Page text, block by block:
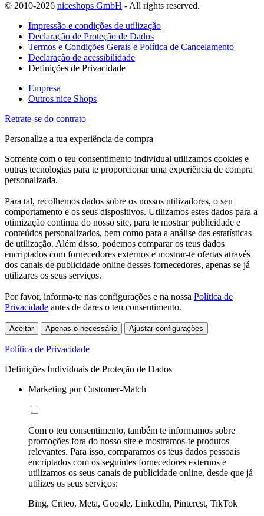
© 2010-2026 niceshops GmbH - All rights reserved.
Impressão e condições de utilização
Declaração de Proteção de Dados
Termos e Condições Gerais e Política de Cancelamento
Declaração de acessibilidade
Definições de Privacidade
Empresa
Outros nice Shops
Retrate-se do contrato
Personalize a tua experiência de compra
Somente com o teu consentimento individual utilizamos cookies e
outras tecnologias para te proporcionar uma experiência de compra
personalizada.
Para tal, recolhemos dados sobre os nossos utilizadores, o seu
comportamento e os seus dispositivos. Utilizamos estes dados para a
otimização contínua do nosso site, para te mostrar publicidade e
conteúdos personalizados, bem como para a análise das estatísticas
de utilização. Além disso, podemos comparar os teus dados
encriptados com fornecedores externos e mostrar-te ofertas através
dos canais de publicidade online desses fornecedores, apenas se já
utilizares os seus serviços.
Por favor, informa-te nas configurações e na nossa Política de
Privacidade antes de dares o teu consentimento.
Aceitar Apenas o necessário Ajustar configurações
Política de Privacidade
Definições Individuais de Proteção de Dados
Marketing por Customer-Match
Com o teu consentimento, também te informamos sobre
promoções fora do nosso site e mostramos-te produtos
relevantes. Para isso, comparamos os teus dados pessoais
encriptados com os seguintes fornecedores externos e
utilizamos os seus canais de publicidade online, desde que já
utilizes os seus serviços:
Bing, Criteo, Meta, Google, LinkedIn, Pinterest, TikTok